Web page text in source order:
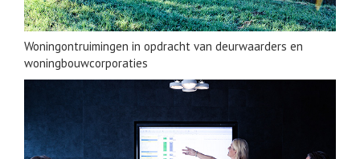
Woningontruimingen in opdracht van deur­waarders en
woning­bouw­corporaties